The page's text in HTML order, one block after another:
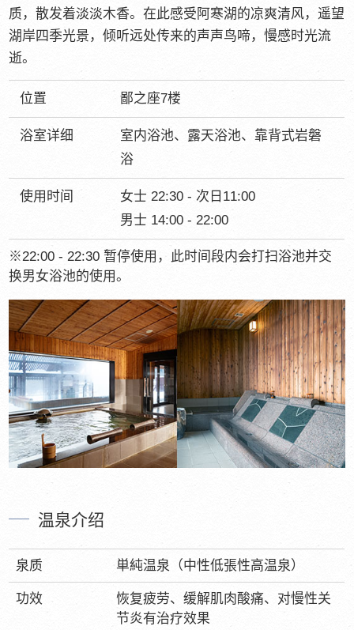
质，散发着淡淡木香。在此感受阿寒湖的凉爽清风，遥望
湖岸四季光景，倾听远处传来的声声鸟啼，慢感时光流
逝。
位置 鄙之座7楼
浴室详细
室内浴池、露天浴池、靠背式岩磐
浴
使用时间
女士 22:30 - 次日11:00
男士 14:00 - 22:00
※22:00 - 22:30 暂停使用，此时间段内会打扫浴池并交
换男女浴池的使用。
温泉介绍
泉质 単純温泉（中性低張性高温泉）
功效
恢复疲劳、缓解肌肉酸痛、对慢性关
节炎有治疗效果